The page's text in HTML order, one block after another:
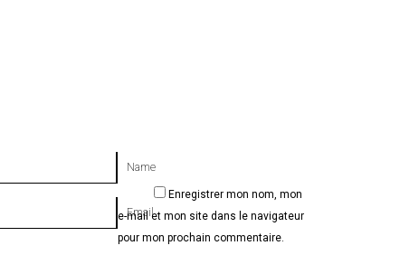
Name
Email
Enregistrer mon nom, mon
e-mail et mon site dans le navigateur
pour mon prochain commentaire.